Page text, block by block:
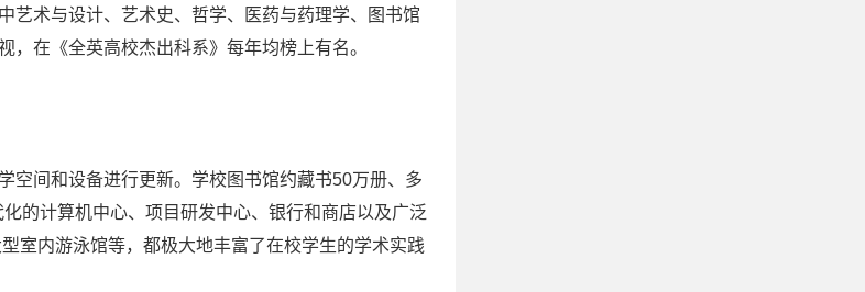
术与设计、艺术史、哲学、医药与药理学、图书馆
在《全英高校杰出科系》每年均榜上有名。
间和设备进行更新。学校图书馆约藏书50万册、多
的计算机中心、项目研发中心、银行和商店以及广泛
室内游泳馆等，都极大地丰富了在校学生的学术实践